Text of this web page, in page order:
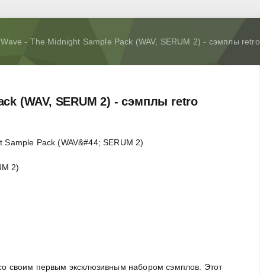
- The Midnight Sample Pack (WAV, SERUM 2) - сэмплы retro
(WAV, SERUM 2) - сэмплы retro
2)
своим первым эксклюзивным набором сэмплов. Этот